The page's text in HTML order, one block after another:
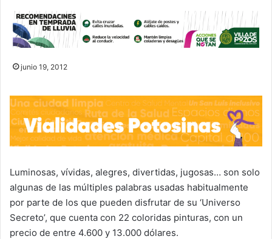
junio 19, 2012
Luminosas, vívidas, alegres, divertidas, jugosas… son solo
algunas de las múltiples palabras usadas habitualmente
por parte de los que pueden disfrutar de su ‘Universo
Secreto’, que cuenta con 22 coloridas pinturas, con un
precio de entre 4.600 y 13.000 dólares.